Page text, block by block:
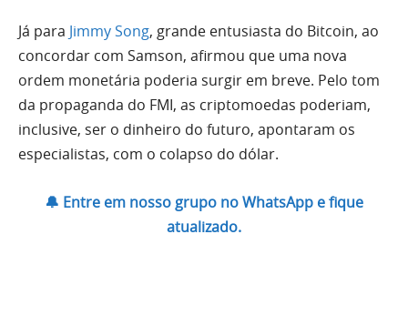
Já para Jimmy Song, grande entusiasta do Bitcoin, ao
concordar com Samson, afirmou que uma nova
ordem monetária poderia surgir em breve. Pelo tom
da propaganda do FMI, as criptomoedas poderiam,
inclusive, ser o dinheiro do futuro, apontaram os
especialistas, com o colapso do dólar.
🔔 Entre em nosso grupo no WhatsApp e fique
atualizado.